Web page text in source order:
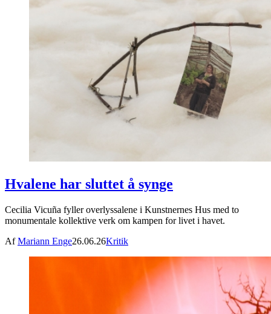
Hvalene har sluttet å synge
Cecilia Vicuña fyller overlyssalene i Kunstnernes Hus med to
monumentale kollektive verk om kampen for livet i havet.
AfMariann Enge26.06.26Kritik